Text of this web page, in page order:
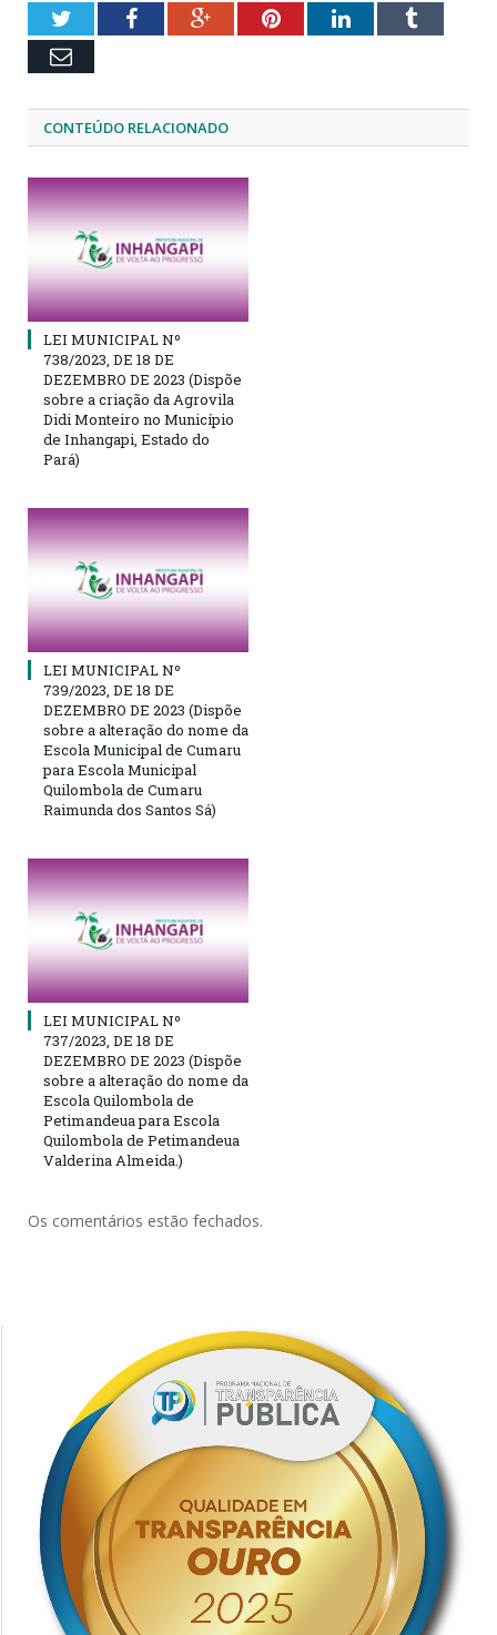
TwitterFacebookGoogle+PinterestLinkedInTumblr
Email
CONTEÚDO RELACIONADO
LEI MUNICIPAL Nº
738/2023, DE 18 DE
DEZEMBRO DE 2023 (Dispõe
sobre a criação da Agrovila
Didi Monteiro no Município
de Inhangapi, Estado do
Pará)
LEI MUNICIPAL Nº
739/2023, DE 18 DE
DEZEMBRO DE 2023 (Dispõe
sobre a alteração do nome da
Escola Municipal de Cumaru
para Escola Municipal
Quilombola de Cumaru
Raimunda dos Santos Sá)
LEI MUNICIPAL Nº
737/2023, DE 18 DE
DEZEMBRO DE 2023 (Dispõe
sobre a alteração do nome da
Escola Quilombola de
Petimandeua para Escola
Quilombola de Petimandeua
Valderina Almeida.)
Os comentários estão fechados.